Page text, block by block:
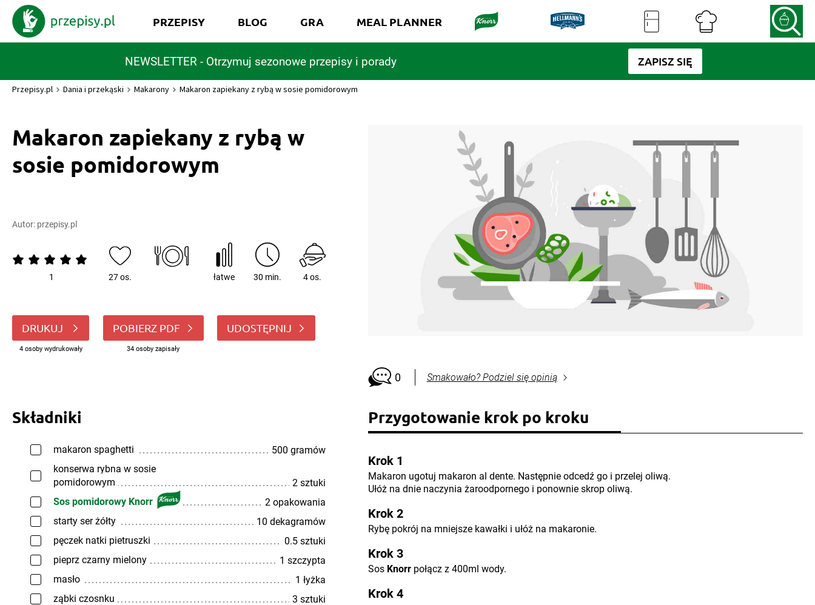
NEWSLETTER - Otrzymuj sezonowe przepisy i porady ZAPISZ SIĘ
PRZEPISY BLOG GRA MEAL PLANNER
Przepisy.pl Dania i przekąski Makarony Makaron zapiekany z rybą w sosie pomidorowym
Makaron zapiekany z rybą w
sosie pomidorowym
Autor: przepisy.pl
1 27 os. łatwe 30 min. 4 os.
DRUKUJ
4 osoby wydrukowały
POBIERZ PDF
34 osoby zapisały
UDOSTĘPNIJ
0 Smakowało? Podziel się opinią
Składniki
makaron spaghetti
500 gramów
konserwa rybna w sosie
pomidorowym
2 sztuki
Sos pomidorowy Knorr
2 opakowania
starty ser żółty
10 dekagramów
pęczek natki pietruszki
0.5 sztuki
pieprz czarny mielony
1 szczypta
masło
1 łyżka
ząbki czosnku
3 sztuki
Przygotowanie krok po kroku
Krok 1
Makaron ugotuj makaron al dente. Następnie odcedź go i przelej oliwą.
Ułóż na dnie naczynia żaroodpornego i ponownie skrop oliwą.
Krok 2
Rybę pokrój na mniejsze kawałki i ułóż na makaronie.
Krok 3
Sos Knorrpołącz z 400ml wody.
Krok 4